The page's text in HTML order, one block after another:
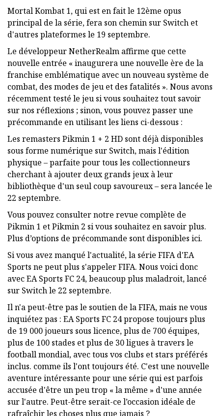
Mortal Kombat 1, qui est en fait le 12ème opus
principal de la série, fera son chemin sur Switch et
d'autres plateformes le 19 septembre.
Le développeur NetherRealm affirme que cette
nouvelle entrée « inaugurera une nouvelle ère de la
franchise emblématique avec un nouveau système de
combat, des modes de jeu et des fatalités ». Nous avons
récemment testé le jeu si vous souhaitez tout savoir
sur nos réflexions ; sinon, vous pouvez passer une
précommande en utilisant les liens ci-dessous :
Les remasters Pikmin 1 + 2 HD sont déjà disponibles
sous forme numérique sur Switch, mais l'édition
physique – parfaite pour tous les collectionneurs
cherchant à ajouter deux grands jeux à leur
bibliothèque d'un seul coup savoureux – sera lancée le
22 septembre.
Vous pouvez consulter notre revue complète de
Pikmin 1 et Pikmin 2 si vous souhaitez en savoir plus.
Plus d’options de précommande sont disponibles ici.
Si vous avez manqué l'actualité, la série FIFA d'EA
Sports ne peut plus s'appeler FIFA. Nous voici donc
avec EA Sports FC 24, beaucoup plus maladroit, lancé
sur Switch le 22 septembre.
Il n'a peut-être pas le soutien de la FIFA, mais ne vous
inquiétez pas : EA Sports FC 24 propose toujours plus
de 19 000 joueurs sous licence, plus de 700 équipes,
plus de 100 stades et plus de 30 ligues à travers le
football mondial, avec tous vos clubs et stars préférés
inclus. comme ils l'ont toujours été. C'est une nouvelle
aventure intéressante pour une série qui est parfois
accusée d'être un peu trop « la même » d'une année
sur l'autre. Peut-être serait-ce l’occasion idéale de
rafraîchir les choses plus que jamais ?